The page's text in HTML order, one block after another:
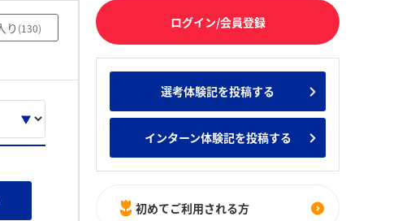
んなの新卒就職人気企業ランキング みんなのインターン人気企業ランキ
28卒 IT・DX現場社員インタビュー
直近のイベント一覧
り (130)
ログイン/会員登録
選考体験記を投稿する
インターン体験記を投稿する
初めてご利用される方